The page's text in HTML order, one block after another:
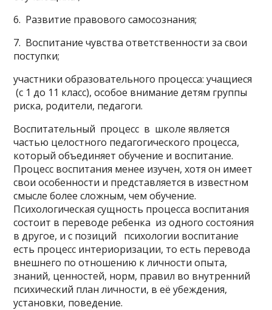
6. Развитие правового самосознания;
7. Воспитание чувства ответственности за свои
поступки;
участники образовательного процесса: учащиеся
(с 1 до 11 класс), особое внимание детям группы
риска, родители, педагоги.
Воспитательный процесс в школе является
частью целостного педагогического процесса,
который объединяет обучение и воспитание.
Процесс воспитания менее изучен, хотя он имеет
свои особенности и представляется в известном
смысле более сложным, чем обучение.
Психологическая сущность процесса воспитания
состоит в переводе ребенка из одного состояния
в другое, и с позиций психологии воспитание
есть процесс интериоризации, то есть перевода
внешнего по отношению к личности опыта,
знаний, ценностей, норм, правил во внутренний
психический план личности, в её убеждения,
установки, поведение.